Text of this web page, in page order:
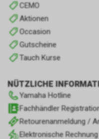
CEMO
Aktionen
Occasion
Gutscheine
Tauch Kurse
NÜTZLICHE
Yamaha Hotline
Fachhändler
Retourenanmeldung /
Elektronische